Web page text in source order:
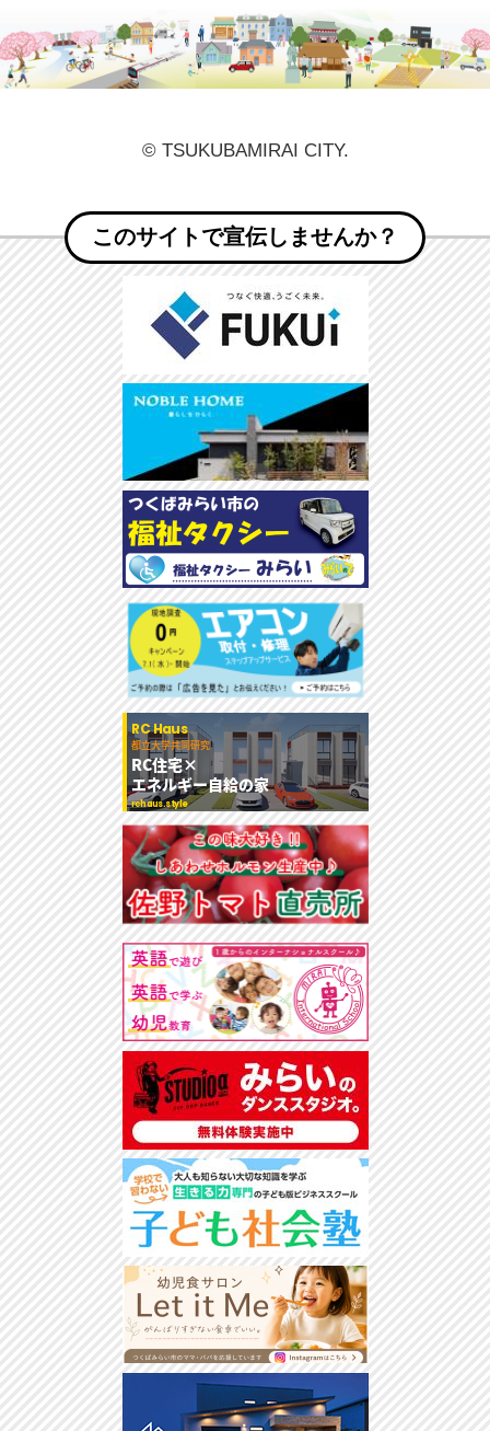
© TSUKUBAMIRAI CITY.
このサイトで宣伝しませんか？